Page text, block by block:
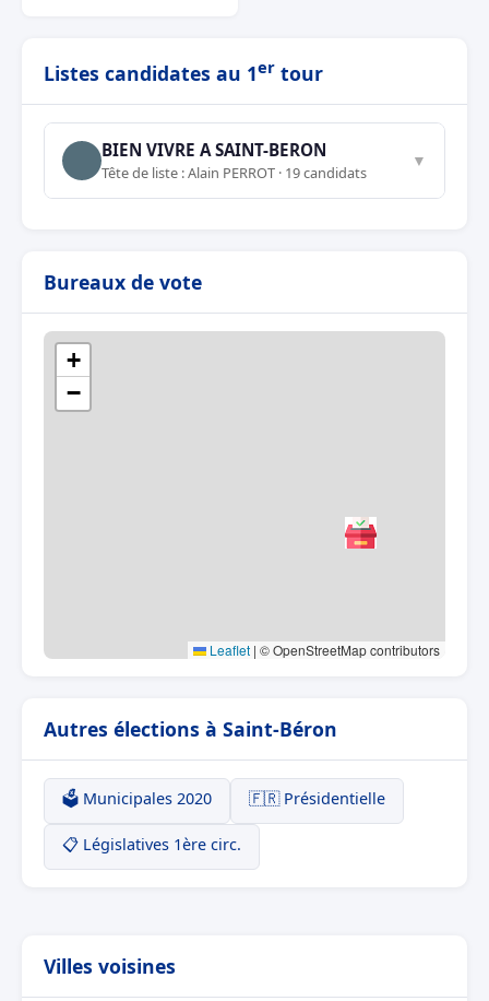
Listes candidates au 1er tour
BIEN VIVRE A SAINT-BERON
Tête de liste : Alain PERROT · 19 candidats
▼
Bureaux de vote
+
−
Leaflet | © OpenStreetMap contributors
Autres élections à Saint-Béron
🗳️ Municipales 2020 🇫🇷 Présidentielle
📋 Législatives 1ère circ.
Villes voisines